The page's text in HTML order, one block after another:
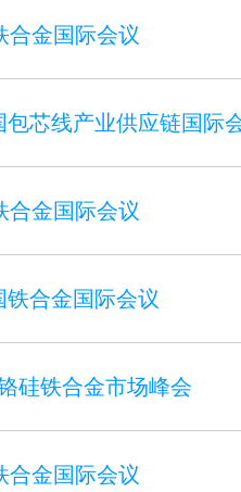
合金国际会议
包芯线产业供应链国际
合金国际会议
合金国际会议
硅铁合金市场峰会
合金国际会议